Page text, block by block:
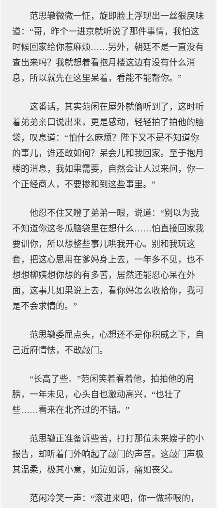
范思辙微微一怔，旋即脸上浮现出一丝狠戾味
道：“哥，昨个一进京就听说了那件事情，我怕这
时候回家给你惹麻烦……另外，朝廷不是一直没有
查出来吗？我就想着看抱月楼这边有没有什么消
息，所以就先在这里呆着，看能不能帮你。”
这番话，其实范闲在屋外就偷听到了，这时听
着弟弟亲口说出来，更是感动，轻轻拍了拍他的脑
袋，叹息道：“怕什么麻烦？陛下又不是不知道你
的事儿，谁还敢如何？呆会儿和我回家。至于抱月
楼的消息，我如果需要，自然会让人过来问，你一
个正经商人，不要掺和到这些事里。”
他忍不住又瞪了弟弟一眼，说道：“别以为我
不知道你这冬瓜脑袋里在想什么……怕直接回家我
要训你，所以想整些事儿哄我开心。别和我玩这
套，把这心思用在爹妈身上去，一年多不见，也不
想想柳姨想你想的有多苦，居然还能忍心呆在外
面，这事儿如果说上去，看你妈怎么收拾你，我可
是不会求情的。”
范思辙委屈点头，心想还不是你积威之下，自
己近府情怯，不敢敲门。
“长高了些。”范闲笑着看着他，拍拍他的肩
膀，一年未见，心头自也激动高兴，“也壮了
些……看来在北齐过的不错。”
范思辙正准备诉些苦，打打那位未来嫂子的小
报告，却听着门外响起了敲门的声音。这敲门声极
其温柔，极其小意，如泣如诉，痛如丧父。
范闲冷笑一声：“滚进来吧，你一做捧哏的，